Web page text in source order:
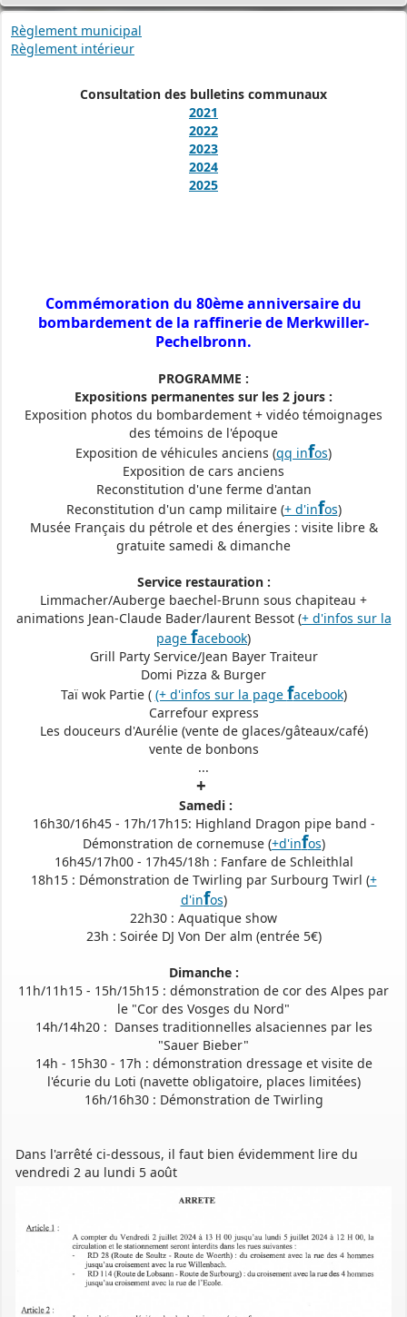
Règlement municipal
Règlement intérieur
Consultation des bulletins communaux
2021
2022
2023
2024
2025
Commémoration du 80ème anniversaire du
bombardement de la raffinerie de Merkwiller-
Pechelbronn.
PROGRAMME :
Expositions permanentes sur les 2 jours :
Exposition photos du bombardement + vidéo témoignages
des témoins de l'époque
Exposition de véhicules anciens (qq infos)
Exposition de cars anciens
Reconstitution d'une ferme d'antan
Reconstitution d'un camp militaire (+ d'infos)
Musée Français du pétrole et des énergies : visite libre &
gratuite samedi & dimanche
Service restauration :
Limmacher/Auberge baechel-Brunn sous chapiteau +
animations Jean-Claude Bader/laurent Bessot (+ d'infos sur la
page facebook)
Grill Party Service/Jean Bayer Traiteur
Domi Pizza & Burger
Taï wok Partie ( (+ d'infos sur la page facebook)
Carrefour express
Les douceurs d'Aurélie (vente de glaces/gâteaux/café)
vente de bonbons
...
+
Samedi :
16h30/16h45 - 17h/17h15: Highland Dragon pipe band -
Démonstration de cornemuse (+d'infos)
16h45/17h00 - 17h45/18h : Fanfare de Schleithlal
18h15 : Démonstration de Twirling par Surbourg Twirl (+
d'infos)
22h30 : Aquatique show
23h : Soirée DJ Von Der alm (entrée 5€)
Dimanche :
11h/11h15 - 15h/15h15 : démonstration de cor des Alpes par
le "Cor des Vosges du Nord"
14h/14h20 : Danses traditionnelles alsaciennes par les
"Sauer Bieber"
14h - 15h30 - 17h : démonstration dressage et visite de
l'écurie du Loti (navette obligatoire, places limitées)
16h/16h30 : Démonstration de Twirling
Dans l'arrêté ci-dessous, il faut bien évidemment lire du
vendredi 2 au lundi 5 août